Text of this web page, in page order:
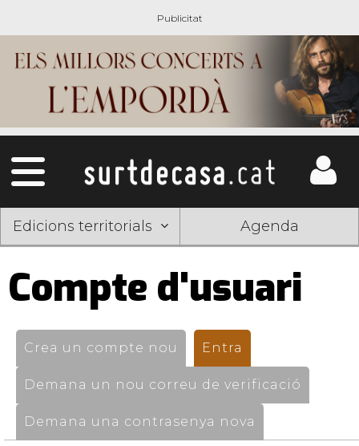
Edicions territorials Agenda
Compte d'usuari
Pestanyes
primàries
Crea un compte nou Entra
Demana un nou correu de verificació
Demana una contrasenya nova